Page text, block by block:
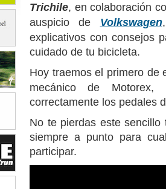
Trichile, en colaboración
auspicio de Volkswagen
explicativos con consejos
cuidado de tu bicicleta.
Hoy traemos el primero
mecánico de
correctamente los pedales
No te pierdas este
siempre a punto para
participar.